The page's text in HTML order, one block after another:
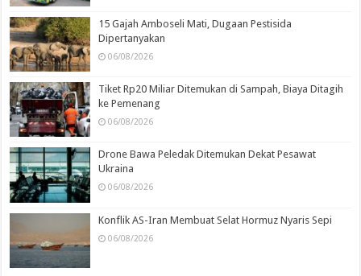
15 Gajah Amboseli Mati, Dugaan Pestisida
Dipertanyakan
06/08/2026
Tiket Rp20 Miliar Ditemukan di Sampah, Biaya Ditagih
ke Pemenang
06/08/2026
Drone Bawa Peledak Ditemukan Dekat Pesawat
Ukraina
06/08/2026
Konflik AS-Iran Membuat Selat Hormuz Nyaris Sepi
06/08/2026